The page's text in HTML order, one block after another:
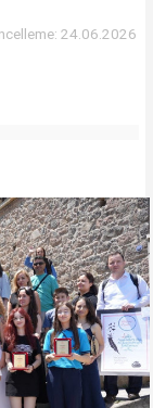
24.06.2026